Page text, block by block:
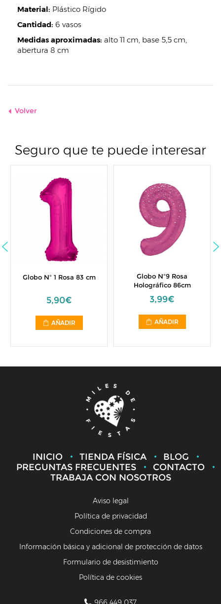
Material: Plástico Rígido
Cantidad: 6 vasos
Medidas aproximadas: alto 11 cm, base 5,5 cm,
abertura 8 cm
Volver
Seguro que te puede interesar
Globo Nº 1 Rosa 83 cm
5,90€
AÑADIR
Globo Nº9 Rosa
Holográfico 86cm
3,99€
AÑADIR
INICIO TIENDA FÍSICA
BLOG
PREGUNTAS FRECUENTES
CONTACTO
TRABAJA CON NOSOTROS
Aviso legal
Política de privacidad
Condiciones de compra
Información básica y adicional de protección de datos
Formulario de desistimiento
Política de cookies